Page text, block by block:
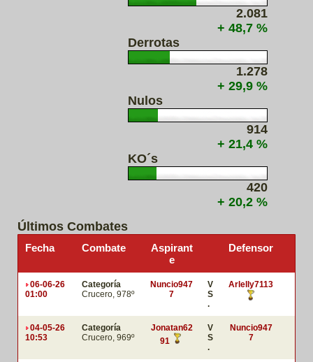
2.081
+ 48,7 %
Derrotas
1.278
+ 29,9 %
Nulos
914
+ 21,4 %
KO´s
420
+ 20,2 %
Últimos Combates
Fecha Combate
Aspirant
e
Defensor
06-06-26
01:00
Categoría
Crucero, 978º
Nuncio947
7
V
S
.
Arlelly7113
04-05-26
10:53
Categoría
Crucero, 969º
Jonatan62
91
V
S
.
Nuncio947
7